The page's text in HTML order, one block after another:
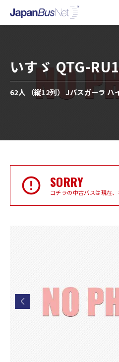
いすゞ QTG-
62人 （縦12列） Jバスガーラ ハ
SORRY
コチラの中古バスは現在、